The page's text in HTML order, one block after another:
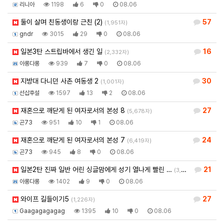
리니아 1198 6 0 08.06
57
둘이 살며 친동생이랑 근친 (2) (1,951자)
gndr 3015 29 0 08.06
16
일본3탄 스트립바에서 생긴 일 (2,332자)
아롱다롱 939 7 0 08.06
30
지방대 다니던 사촌 여동생 2 (1,001자)
선삽후설 1597 13 2 08.06
27
재혼으로 깨닫게 된 여자로서의 본성 8 (5,678자)
곤73 951 10 1 08.06
24
재혼으로 깨닫게 된 여자로서의 본성 7 (6,419자)
곤73 945 8 0 08.06
21
일본2탄 진짜 일반 어린 싱글맘에게 성기 열나게 빨린 … (3,920자)
아롱다롱 1402 9 0 08.06
27
와이프 길들이기5 (1,226자)
Gaagagagagag 1395 10 0 08.06